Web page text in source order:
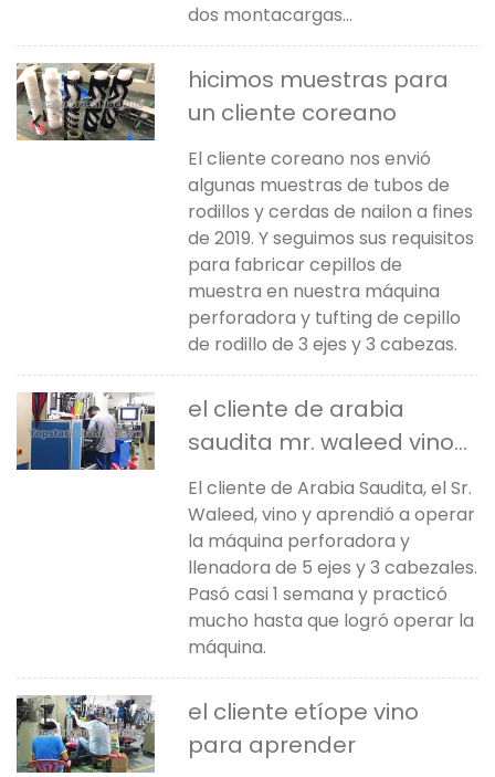
dos montacargas...
hicimos muestras para
un cliente coreano
El cliente coreano nos envió
algunas muestras de tubos de
rodillos y cerdas de nailon a fines
de 2019. Y seguimos sus requisitos
para fabricar cepillos de
muestra en nuestra máquina
perforadora y tufting de cepillo
de rodillo de 3 ejes y 3 cabezas.
el cliente de arabia
saudita mr. waleed vino
para aprender
El cliente de Arabia Saudita, el Sr.
Waleed, vino y aprendió a operar
la máquina perforadora y
llenadora de 5 ejes y 3 cabezales.
Pasó casi 1 semana y practicó
mucho hasta que logró operar la
máquina.
el cliente etíope vino
para aprender